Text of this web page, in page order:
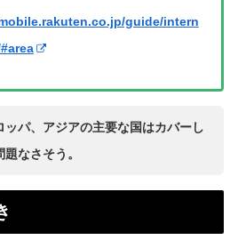
guide/intern
ッパ、アジアの主要な国はカバーし
なさそう。